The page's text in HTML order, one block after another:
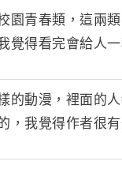
園青春類，這兩
覺得看完會給人
的動漫，裡面的
，我覺得作者很有